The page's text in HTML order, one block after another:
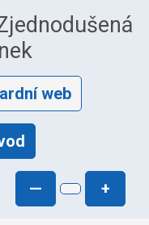
web
— +